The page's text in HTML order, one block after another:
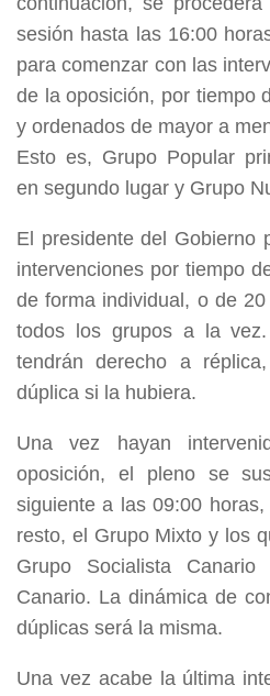
sesión hasta las 16:00
para comenzar con las
de la oposición, por tiempo
y ordenados de mayor a
Esto es, Grupo Popular
en segundo lugar y Grupo
El presidente del Gobierno
intervenciones por tiempo
de forma individual, o de
todos los grupos a la
tendrán derecho a
dúplica si la hubiera.
Una vez hayan
oposición, el pleno se
siguiente a las 09:00
resto, el Grupo Mixto y los
Grupo Socialista
Canario. La dinámica de
dúplicas será la misma.
Una vez acabe la última